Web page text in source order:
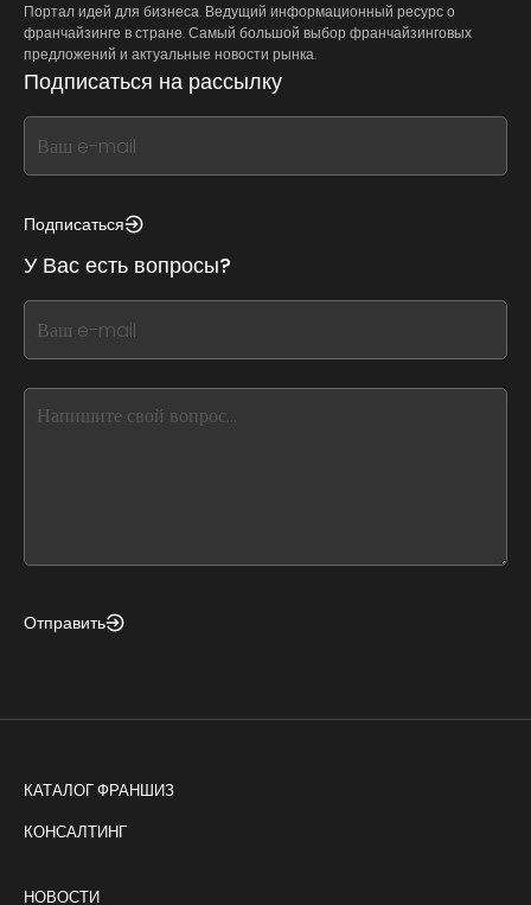
Портал идей для бизнеса. Ведущий информационный ресурс о
франчайзинге в стране. Самый большой выбор франчайзинговых
предложений и актуальные новости рынка.
Подписаться на рассылку
If
you
this,
this
form
field
blank
Подписаться
У Вас есть вопросы?
If
you
this,
Отправить
КАТАЛОГ ФРАНШИЗ
КОНСАЛТИНГ
НОВОСТИ